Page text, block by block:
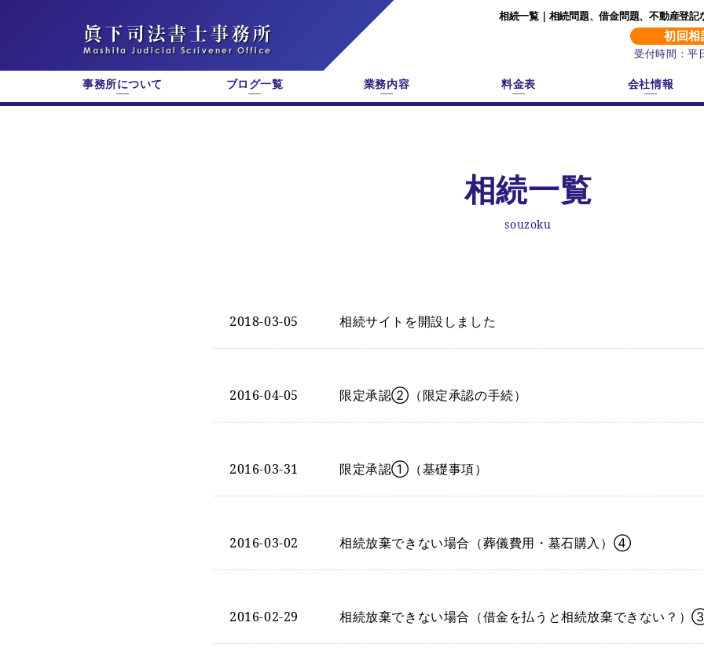
相続一覧｜相続問題、借金問題、不動産登
初回相
受付時間：
事務所について ブログ一覧 業務内容 料金表 会社情報
相続一覧
souzoku
2018-03-05 相続サイトを開設しました
2016-04-05 限定承認②（限定承認の手続）
2016-03-31 限定承認①（基礎事項）
2016-03-02 相続放棄できない場合（葬儀費用・墓石購入）④
2016-02-29 相続放棄できない場合（借金を払うと相続放棄できない？